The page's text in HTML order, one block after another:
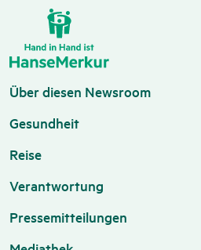
Über diesen Newsroom
Gesundheit
Reise
Verantwortung
Pressemitteilungen